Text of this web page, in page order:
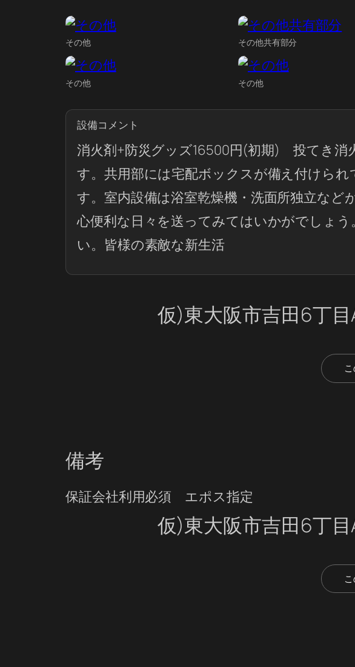
その他 その他共有部分
その他 その他
設備コメント
消火剤+防災グッズ16500円(初期) 投てき
す。共用部には宅配ボックスが備え付けら
す。室内設備は浴室乾燥機・洗面所独立な
心便利な日々を送ってみてはいかがでしょ
い。皆様の素敵な新生活
仮)東大阪市吉田6丁目
備考
保証会社利用必須 エポス指定
仮)東大阪市吉田6丁目